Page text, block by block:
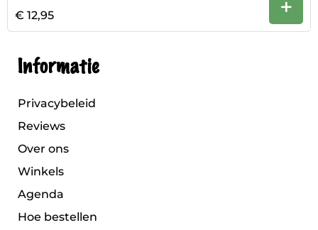
€ 12,95 +
Informatie
Privacybeleid
Reviews
Over ons
Winkels
Agenda
Hoe bestellen